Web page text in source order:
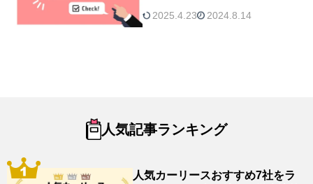
2025.4.23 2024.8.14
人気記事ランキング
人気カーリースおすすめ7社をラ